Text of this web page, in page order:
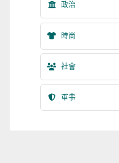
政治
時尚
社會
軍事